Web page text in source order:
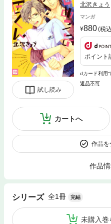
試し読み
北沢きょう
マンガ
880(税
ポイント
dカード利用
返品不可
カートへ
作品を
作品
シリーズ 全1冊 完結
未購入巻